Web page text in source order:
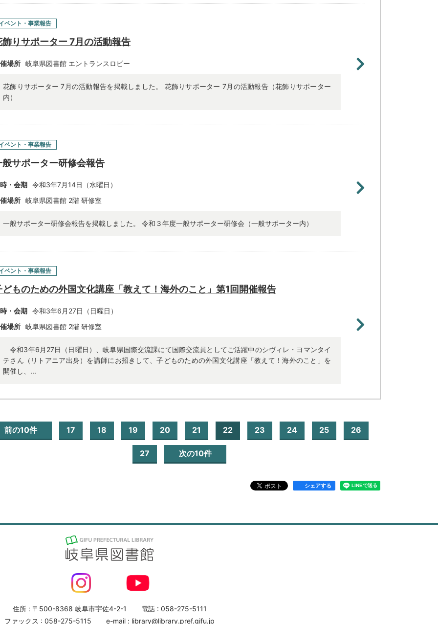
ベント・事業報告
飾りサポーター 7月の活動報告
場所 岐阜県図書館 エントランスロビー
花飾りサポーター 7月の活動報告を掲載しました。 花飾りサポーター 7月の活動報告（花飾りサポーター
内）
ベント・事業報告
般サポーター研修会報告
・会期 令和3年7月14日（水曜日）
場所 岐阜県図書館 2階 研修室
一般サポーター研修会報告を掲載しました。 令和３年度一般サポーター研修会（一般サポーター内）
ベント・事業報告
どものための外国文化講座「教えて！海外のこと」第1回開催報告
・会期 令和3年6 月27日（日曜日）
場所 岐阜県図書館 2階 研修室
令和3年6月27日（日曜日）、岐阜県国際交流課にて国際交流員としてご活躍中のシヴィレ・ヨマンタイ
テさん（リトアニア出身）を講師にお招きして、子どものための外国文化講座「教えて！海外のこと」を
開催し、...
前の10件 17 18 19 20 21 22 23 24 25 26
27 次の10件
シェアする
住所 : 〒500-8368 岐阜市宇佐4-2-1
電話 : 058-275-5111
ファックス : 058-275-5115
e-mail : library@library.pref.gifu.jp